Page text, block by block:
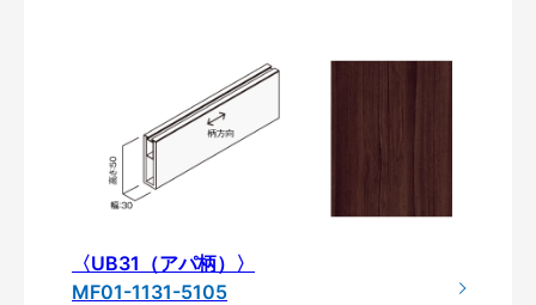
〈UB31（アパ柄）〉
MF01-1131-5105